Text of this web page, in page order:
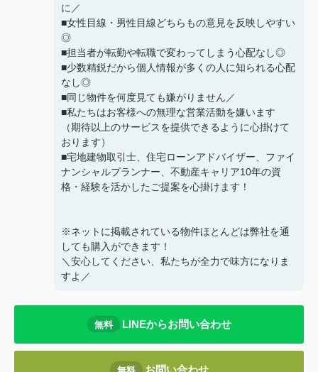
に／
■女性目線・男性目線どちらもの意見を反映しやすい
◎
■担当者が転勤や転職で変わってしまう心配なし◎
■少数精鋭だから個人情報が多くの人に知られる心配
なし◎
■同じ物件を何度見ても嫌がりません／
■私たちはお客様への無理な営業活動を嫌います
（期待以上のサービスを提供できるように心掛けて
おります）
■宅地建物取引士、住宅ローンアドバイザー、ファイ
ナンシャルプランナー、不動産キャリア10年の資
格・経験を活かしたご提案を心掛けます！
※ネットに掲載されている物件ほとんどは弊社を通
しても購入ができます！
＼安心してください、私たちが全力で味方になりま
すよ／
無料 LINEからお問い合わせ